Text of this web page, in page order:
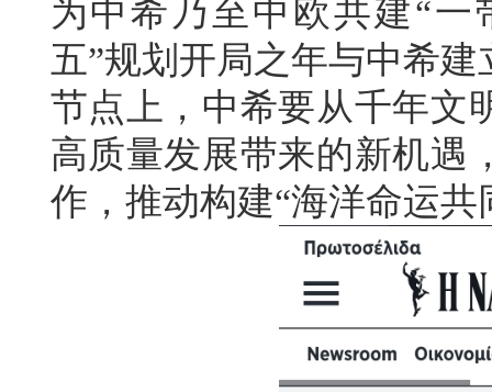
为中希乃至中欧共建“
五”规划开局之年与中希
节点上，中希要从千年文
高质量发展带来的新机遇
作，推动构建“海洋命运共